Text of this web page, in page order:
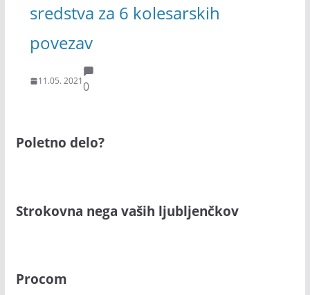
sredstva za 6 kolesarskih
povezav
11.05. 20210
Poletno delo?
Strokovna nega vaših ljubljenčkov
Procom